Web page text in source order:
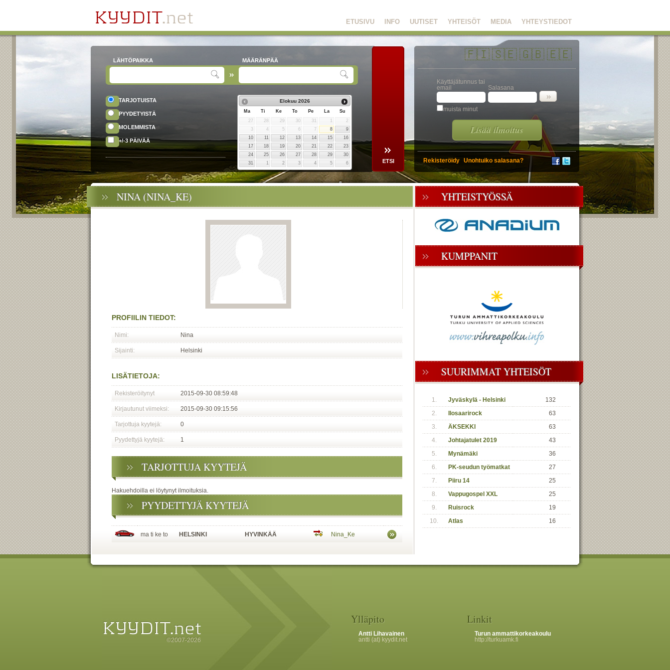
YHTEYSTIEDOT
MEDIA
YHTEISÖT
UUTISET
INFO
ETUSIVU
LÄHTÖPAIKKA MÄÄRÄNPÄÄ
TARJOTUISTA
PYYDETYISTÄ
MOLEMMISTA
+/-3 PÄIVÄÄ
Elokuu 2026
Ma Ti Ke To Pe La
Su
27
28 29 30 31
2
3
4 5 6 7 8
9
10
11 12 13 14 15
16
17
18 19 20 21 22
23
24
25 26 27 28 29
30
31
1 2 3 4 5 6
🇫🇮🇸🇪🇬🇧🇪🇪
Käyttäjätunnus tai
email
Salasana
muista minut
Lisää ilmoitus
Rekisteröidy Unohtuiko salasana?
NINA (NINA_KE)
PROFIILIN TIEDOT:
Nimi: Nina
Sijainti: Helsinki
LISÄTIETOJA:
Rekisteröitynyt 2015-09-30 08:59:48
Kirjautunut viimeksi: 2015-09-30 09:15:56
Tarjottuja kyytejä: 0
Pyydettyjä kyytejä: 1
TARJOTTUJA KYYTEJÄ
Hakuehdoilla ei löytynyt ilmoituksia.
PYYDETTYJÄ KYYTEJÄ
ma ti ke to HELSINKI HYVINKÄÄ Nina_Ke
YHTEISTYÖSSÄ
KUMPPANIT
SUURIMMAT YHTEISÖT
1. Jyväskylä - Helsinki
132
2.
Ilosaarirock
63
3.
ÄKSEKKI
63
4.
Johtajatulet 2019
43
5.
Mynämäki
36
6.
PK-seudun työmatkat
27
7.
Piiru 14
25
8.
Vappugospel XXL
25
9.
Ruisrock
19
10.
Atlas 16
©2007-2026
Ylläpito
Antti Lihavainen
antti (at) kyydit.net
Linkit
Turun ammattikorkeakoulu
http://turkuamk.fi